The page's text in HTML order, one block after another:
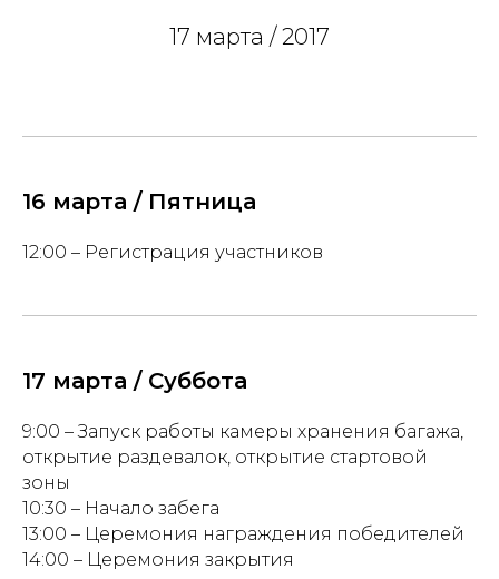
17 марта / 2017
16 марта / Пятница
12:00 – Регистрация участников
17 марта / Суббота
9:00 – Запуск работы камеры хранения багажа,
открытие раздевалок, открытие стартовой
зоны
10:30 – Начало забега
13:00 – Церемония награждения победителей
14:00 – Церемония закрытия